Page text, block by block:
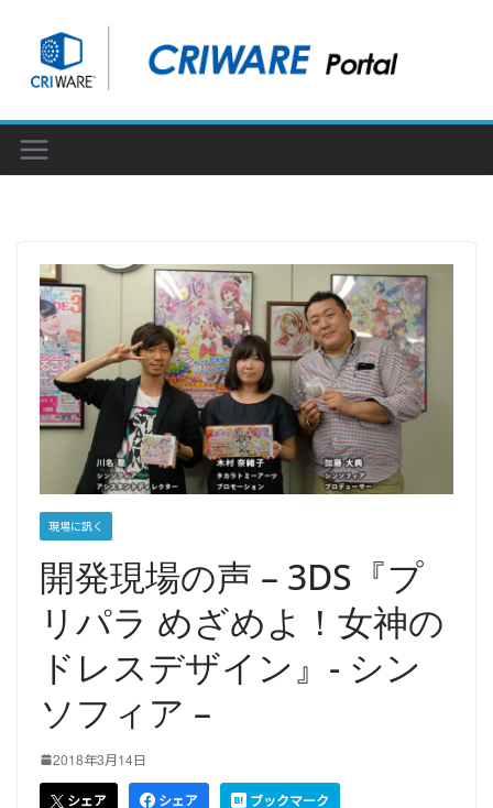
現場に訊く
開発現場の声 – 3DS『プ
リパラ めざめよ！女神の
ドレスデザイン』- シン
ソフィア –
2018年3月14日
シェア シェア ブックマーク